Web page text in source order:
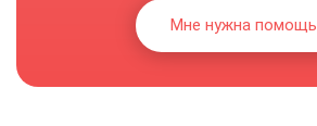
Мне нужна помощь